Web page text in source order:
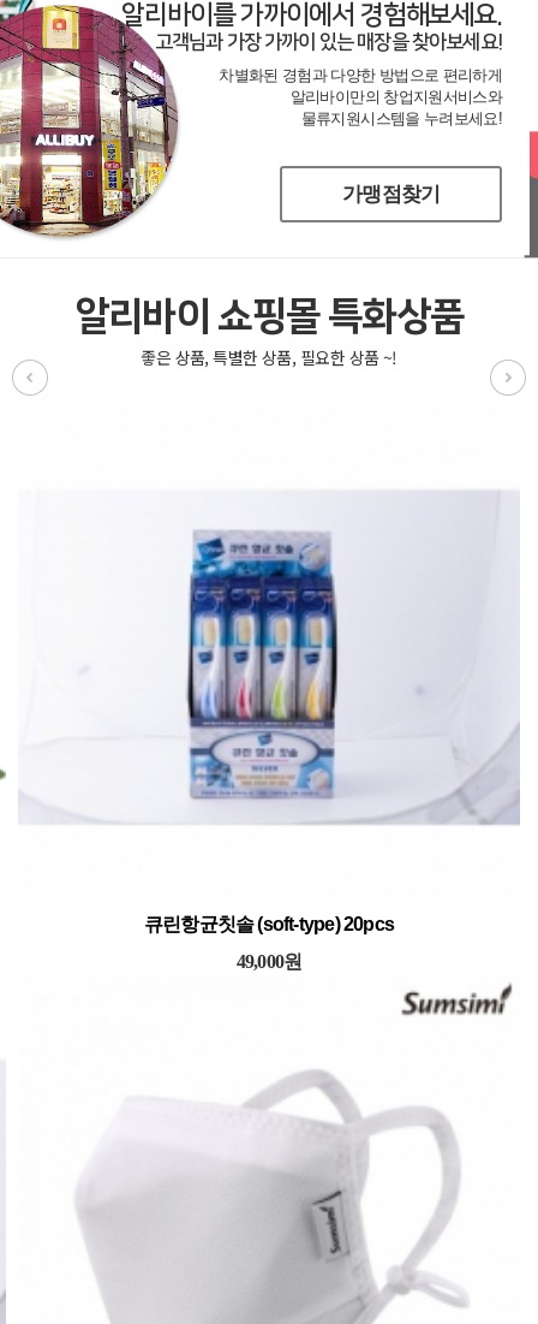
알리바이를 가까이에서 경험해보세요.
고객님과 가장 가까이 있는 매장을 찾아보세요!
차별화된 경험과 다양한 방법으로 편리하게
알리바이만의 창업지원서비스와
물류지원시스템을 누려보세요!
가맹점찾기
알리바이 쇼핑몰 특화상품
큐린항균칫솔 (soft-type) 20pcs
49,000원